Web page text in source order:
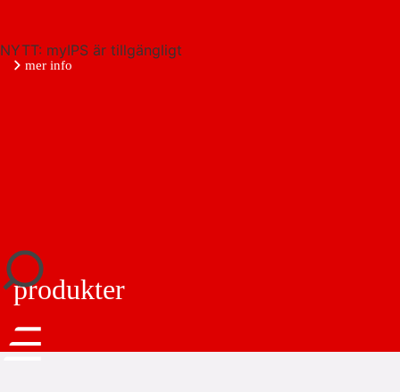
NYTT: myIPS är tillgängligt
mer info
produkter